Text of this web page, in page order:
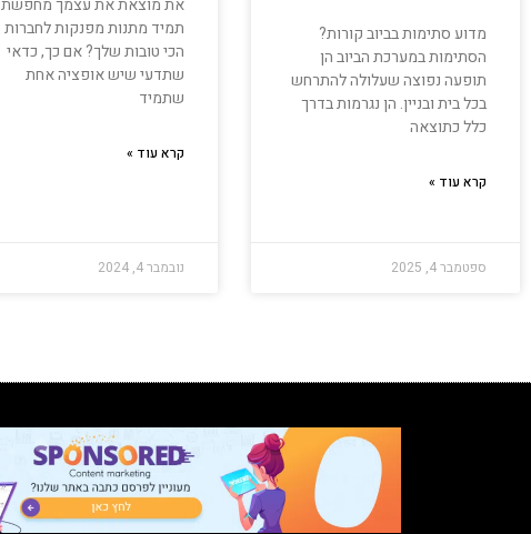
מדוע סתימות בביוב קורות?
הסתימות במערכת הביוב הן
תופעה נפוצה שעלולה להתרחש
בכל בית ובניין. הן נגרמות בדרך
כלל כתוצאה
קרא עוד »
ספטמבר 4, 2025
את מוצאת את עצמך מחפשת
תמיד מתנות מפנקות לחברות
הכי טובות שלך? אם כך, כדאי
שתדעי שיש אופציה אחת
שתמיד
קרא עוד »
נובמבר 4, 2024